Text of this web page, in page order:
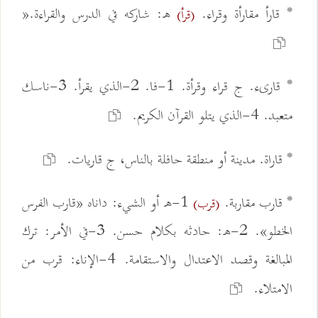
* قارأ مقارأة وقراء. (قرأ) ه: شاركه في الدرس والقراءة.«
* قارىء. ج قراء وقرأة. 1-فا. 2-الذي يقرأ. 3-ناسك
متعبد. 4-الذي يتلو القرآن الكريم.
* قاراة. مدينة أو منطقة حافلة بالناس، ج قاريات.
* قارب مقاربة. (قرب) 1-ه أو الشيء: داناه «قارب الفرس
الخطو». 2-ه: حادثه بكلام حسن. 3-في الأمر: ترك
المبالغة وقصد الاعتدال والاستقامة. 4-الإناء: قرب من
الامتلاء.